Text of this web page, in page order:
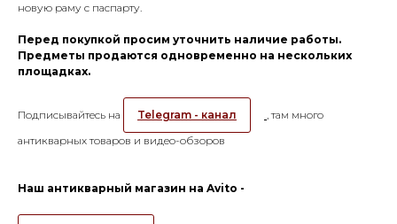
новую раму с паспарту.
Перед покупкой просим уточнить наличие работы.
Предметы продаются одновременно на нескольких
площадках.
Подписывайтесь на Telegram - канал
, там много
антикварных товаров и видео-обзоров
Наш антикварный магазин на Avito -